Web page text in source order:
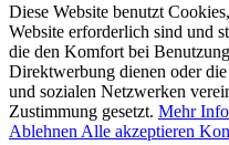
Diese Website benutzt
Website erforderlich sind und
die den Komfort bei
Direktwerbung dienen oder
und sozialen Netzwerken
Zustimmung gesetzt. Mehr
Ablehnen Alle akzeptieren